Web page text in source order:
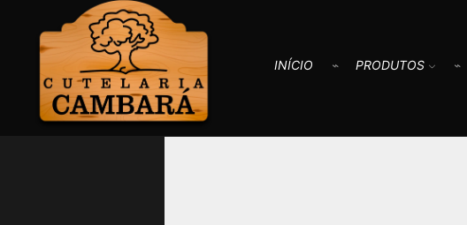
INÍCIO PRODUTOS